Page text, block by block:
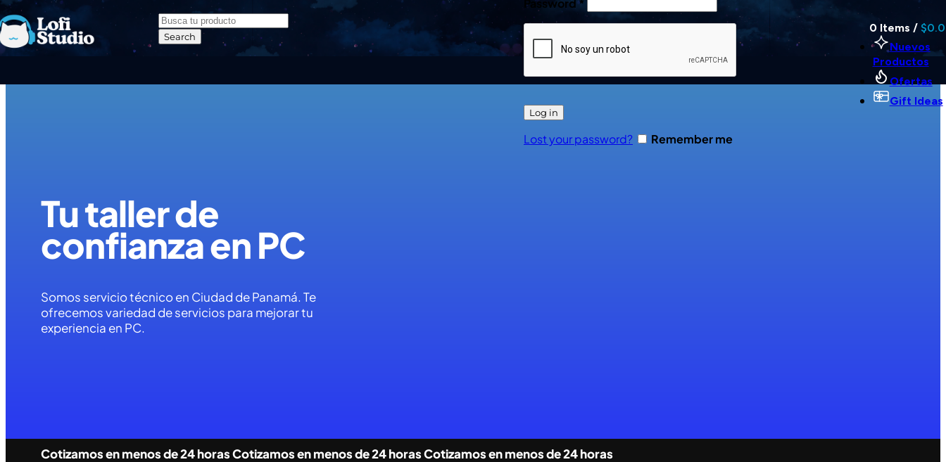
Skip to navigation Skip to main content
Search
Log in
Lost your password? Remember me
0 Items / $
Nuevos
Productos
Ofertas
Gift Ideas
Tu taller de
confianza en PC
Somos servicio técnico en Ciudad de Panamá. Te
ofrecemos variedad de servicios para mejorar tu
experiencia en PC.
Cotizamos en menos de 24 horasCotizamos en menos de 24 horasCotizamos en menos de 24 horas